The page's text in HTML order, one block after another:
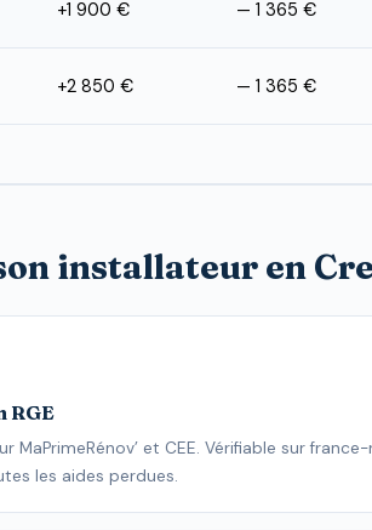
+1 900 € — 1 365 €
+2 850 € — 1 365 €
installateur en
RGE
MaPrimeRénov’ et CEE. Vérifiable sur france-
les aides perdues.